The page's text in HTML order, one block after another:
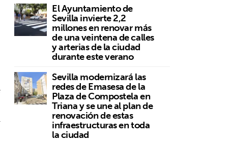
El Ayuntamiento de
Sevilla invierte 2,2
millones en renovar más
de una veintena de calles
y arterias de la ciudad
durante este verano
Sevilla modernizará las
redes de Emasesa de la
Plaza de Compostela en
Triana y se une al plan de
renovación de estas
infraestructuras en toda
la ciudad